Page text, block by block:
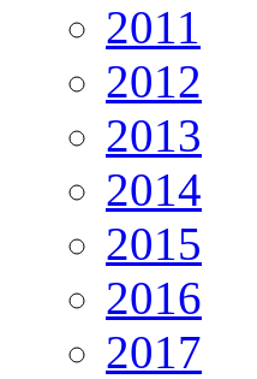
2011
2012
2013
2014
2015
2016
2017